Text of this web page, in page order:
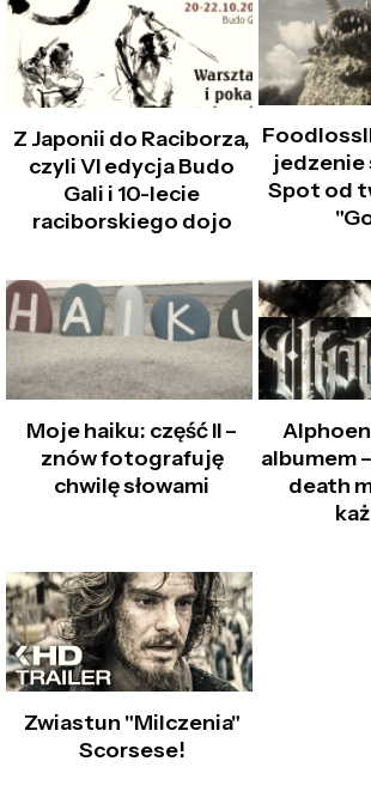
Z Japonii do Raciborza,
czyli VI edycja Budo
Gali i 10-lecie
raciborskiego dojo
jedzenie
Spot od
Moje haiku: część II –
znów fotografuję
chwilę słowami
albumem
death
Zwiastun "Milczenia"
Scorsese!